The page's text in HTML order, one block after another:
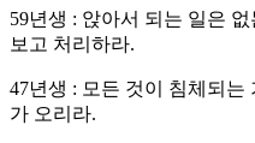
59년생 : 앉아서 되는 일은
보고 처리하라.
47년생 : 모든 것이 침체되는
가 오리라.